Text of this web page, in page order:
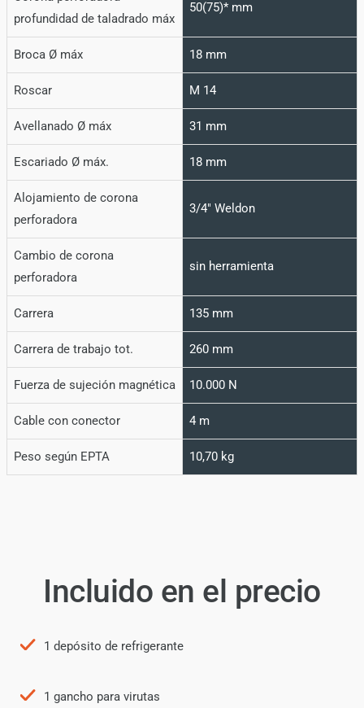
profundidad de taladrado máx
50(75)* mm
Broca Ø máx 18 mm
Roscar M 14
Avellanado Ø máx 31 mm
Escariado Ø máx. 18 mm
Alojamiento de corona
perforadora
3/4" Weldon
Cambio de corona
perforadora
sin herramienta
Carrera 135 mm
Carrera de trabajo tot. 260 mm
Fuerza de sujeción magnética 10.000 N
Cable con conector 4 m
Peso según EPTA 10,70 kg
Incluido en el precio
1 depósito de refrigerante
1 gancho para virutas